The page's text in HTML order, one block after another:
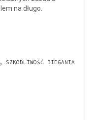
na długo.
, SZKODLIWOŚĆ BIEGANIA